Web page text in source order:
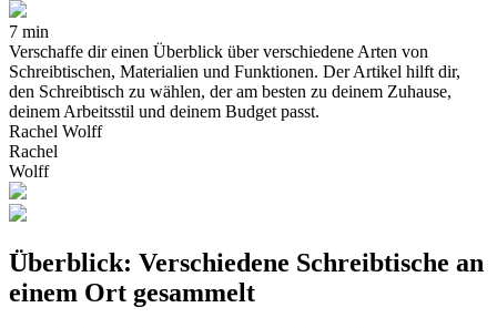
7 min
Verschaffe dir einen Überblick über verschiedene Arten von
Schreibtischen, Materialien und Funktionen. Der Artikel hilft dir,
den Schreibtisch zu wählen, der am besten zu deinem Zuhause,
deinem Arbeitsstil und deinem Budget passt.
Rachel Wolff
Rachel
Wolff
Überblick: Verschiedene Schreibtische an
einem Ort gesammelt